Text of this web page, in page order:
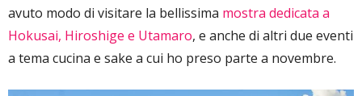
avuto modo di visitare la bellissima mostra dedicata a
Hokusai, Hiroshige e Utamaro, e anche di altri due eventi
a tema cucina e sake a cui ho preso parte a novembre.